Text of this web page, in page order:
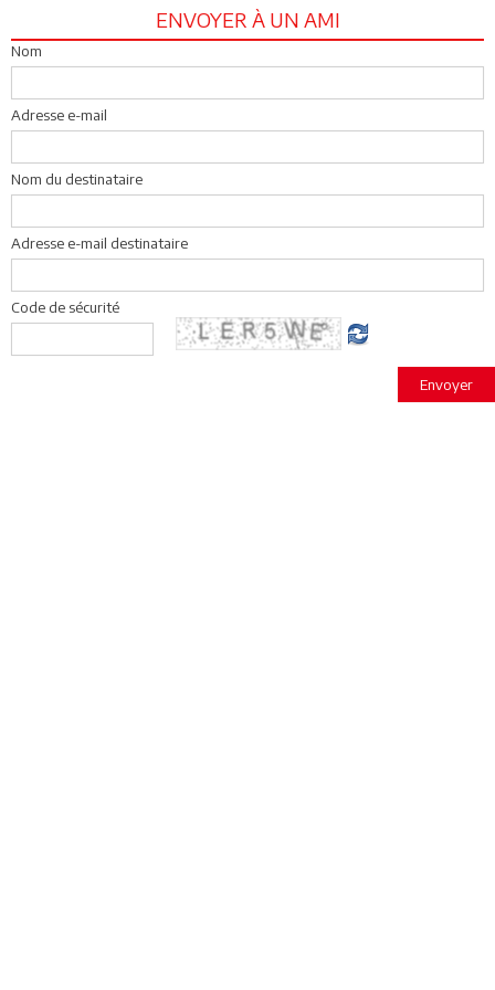
ENVOYER À UN AMI
Nom
Adresse e-mail
Nom du destinataire
Adresse e-mail destinataire
Code de sécurité
Envoyer